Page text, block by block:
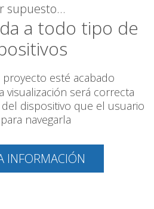
supuesto…
a todo tipo de
esté acabado
visualización será correcta
dispositivo que el usuario
navegarla
INFORMACIÓN